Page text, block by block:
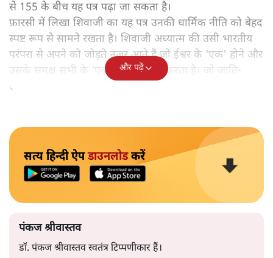
से 155 के बीच यह पत्र पढ़ा जा सकता है।
फ़ारसी में लिखा शिवाजी का यह पत्र उनकी धार्मिक नीति को बेहद
स्पष्ट रूप से सामने रखता है। शिवाजी अध्यात्म की उसी भारतीय
परंपरा से अपने को जोड़ते नज़र आते हैं जो ईश्वर के ‘एक' होने और
उसके समक्ष सभी के ‘एक’ होने की बात करता है। जो जाति-
संप्रदाय के आधार पर अत्याचार को ‘ईश्वर-द्रोह’ बताता है।
और पढ़ें
सत्य हिन्दी ऐपडाउनलोडकरें
पंकज श्रीवास्तव
डॉ. पंकज श्रीवास्तव स्वतंत्र टिप्पणीकार हैं।